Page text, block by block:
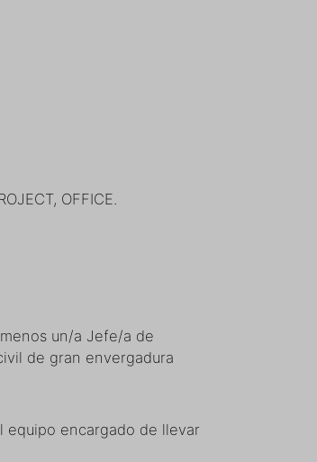
OFFICE.
menos un/a Jefe/a de
de gran envergadura
equipo encargado de llevar